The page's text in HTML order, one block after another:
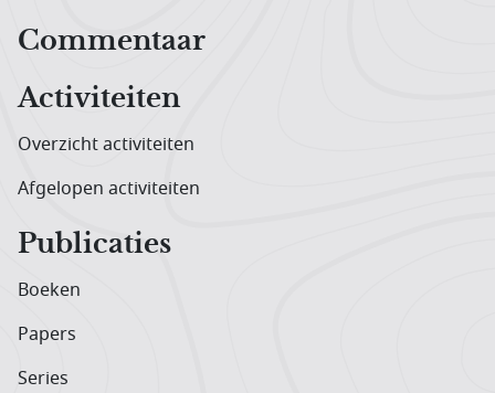
Hoofdnavigatiemenu
Commentaar
Activiteiten
Overzicht activiteiten
Afgelopen activiteiten
Publicaties
Boeken
Papers
Series